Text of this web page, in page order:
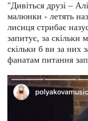
"Дивіться друзі –
малюнки - летять
лисиця стрибає
запитує, за скільки
скільки б ви за них
фанатам питання